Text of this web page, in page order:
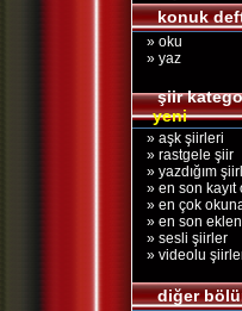
konuk
» oku
» yaz
şiir
yeni
» aşk şiirleri
» rastgele şiir
» yazdığım
» en son kayıt
» en çok
» en son
» sesli şiirler
» videolu
diğer